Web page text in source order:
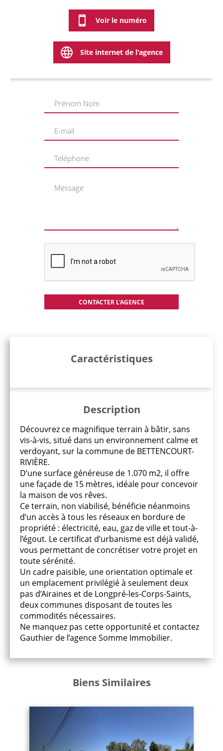
Voir le numéro
Site internet de l'agence
Caractéristiques
Description
Découvrez ce magnifique terrain à bâtir, sans
vis-à-vis, situé dans un environnement calme et
verdoyant, sur la commune de BETTENCOURT-
RIVIÈRE.
D’une surface généreuse de 1.070 m2, il offre
une façade de 15 mètres, idéale pour concevoir
la maison de vos rêves.
Ce terrain, non viabilisé, bénéficie néanmoins
d’un accès à tous les réseaux en bordure de
propriété : électricité, eau, gaz de ville et tout-à-
l’égout. Le certificat d’urbanisme est déjà validé,
vous permettant de concrétiser votre projet en
toute sérénité.
Un cadre paisible, une orientation optimale et
un emplacement privilégié à seulement deux
pas d’Airaines et de Longpré-les-Corps-Saints,
deux communes disposant de toutes les
commodités nécessaires.
Ne manquez pas cette opportunité et contactez
Gauthier de l’agence Somme Immobilier.
Biens Similaires